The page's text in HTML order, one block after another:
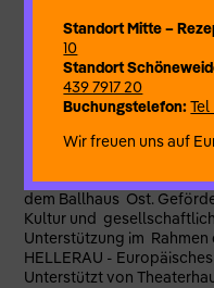
Lichtdesign und
Musik und Sounddesign
Outside EyeGuilherme
Dramaturgische Beratung
Eine Produktion von
dem Ballhaus Ost.
Kultur und
Unterstützung im
HELLERAU -
Unterstützt von
Standort Mitte –
10
Standort
439 7917 20
Buchungstelefon:
Wir freuen uns auf